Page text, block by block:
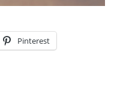
Pinterest